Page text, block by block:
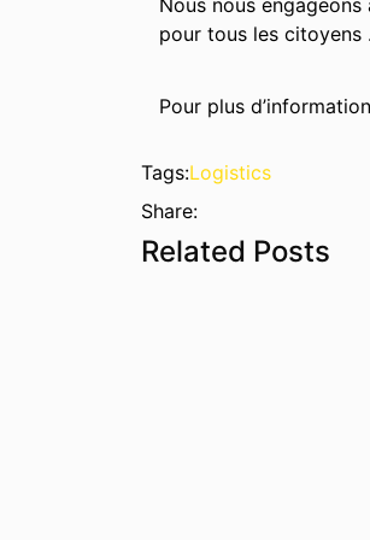
Nous nous
pour tous les citoyens .
Pour plus
Tags:Logistics
Share:
Related Posts